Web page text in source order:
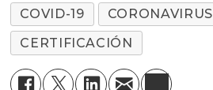
COVID-19
CORONAVIRUS
CERTIFICACIÓN